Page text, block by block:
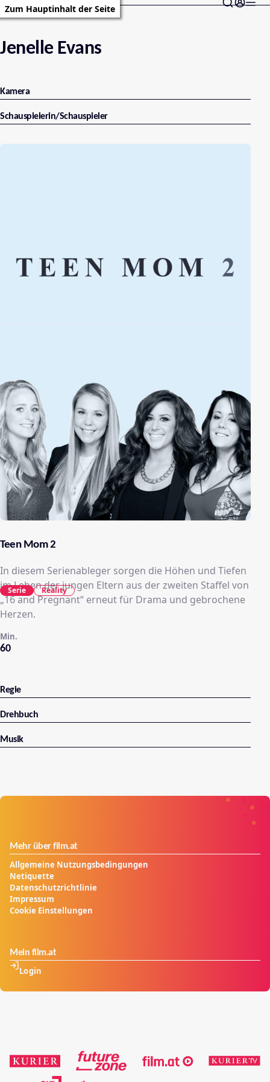
Zum Hauptinhalt der Seite
Jenelle Evans
Kamera
Schauspielerin/Schauspieler
Teen Mom 2
In diesem Serienableger sorgen die Höhen und Tiefen
im Leben der jungen Eltern aus der zweiten Staffel von
„16 and Pregnant“ erneut für Drama und gebrochene
Herzen.
60
Min.
Serie Reality
Regie
Drehbuch
Musik
Mehr über film.at
Allgemeine Nutzungsbedingungen
Netiquette
Datenschutzrichtlinie
Impressum
Cookie Einstellungen
Mein film.at
Login